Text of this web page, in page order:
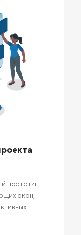
прототип.
окон,